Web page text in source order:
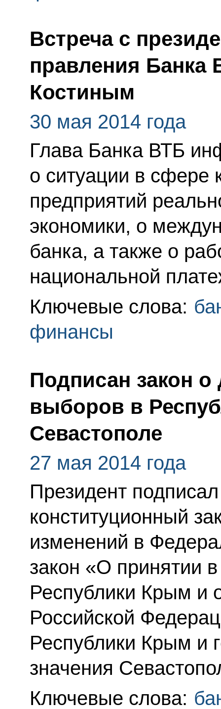
Встреча с
правления Банка
Костиным
30 мая 2014 года
Глава Банка ВТБ
о ситуации в сфере
предприятий
экономики, о
банка, а также о
национальной
Ключевые слова:
финансы
Подписан закон о
выборов в
Севастополе
27 мая 2014 года
Президент
конституционный
изменений в
закон «О принятии
Республики Крым и
Российской
Республики Крым и
значения
Ключевые слова: